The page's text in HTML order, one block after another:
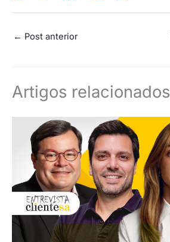
← Post anterior
Artigos relacionados